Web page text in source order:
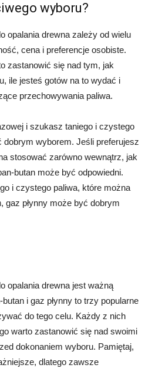
wyboru?
opalania drewna zależy od wielu
cena i preferencje osobiste.
zastanowić się nad tym, jak
ile jesteś gotów na to wydać i
przechowywania paliwa.
i szukasz taniego i czystego
wyborem. Jeśli preferujesz
stosować zarówno wewnątrz, jak
butan może być odpowiedni.
i czystego paliwa, które można
gaz płynny może być dobrym
opalania drewna jest ważną
i gaz płynny to trzy popularne
do tego celu. Każdy z nich
warto zastanowić się nad swoimi
dokonaniem wyboru. Pamiętaj,
dlatego zawsze